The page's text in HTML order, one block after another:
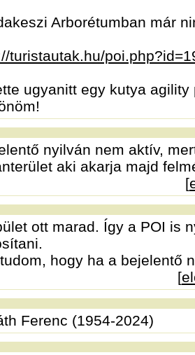
Arborétumban már
turistautak.hu/
ugyanitt egy kutya
nyilván nem aktív,
aki akarja majd
[
ott marad. Így a POI is
hogy ha a bejelentő
[
Ferenc (1954-2024)